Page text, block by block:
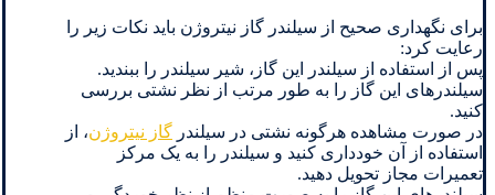
برای نگهداری صحیح از سیلندر گاز نیتروژن باید نکات زیر را
رعایت کرد:
پس از استفاده از سیلندر این گاز، شیر سیلندر را ببندید.
سیلندرهای این گاز را به طور مرتب از نظر نشتی بررسی
کنید.
در صورت مشاهده هرگونه نشتی در سیلندر گاز نیتروژن، از
استفاده از آن خودداری کنید و سیلندر را به یک مرکز
تعمیرات مجاز تحویل دهید.